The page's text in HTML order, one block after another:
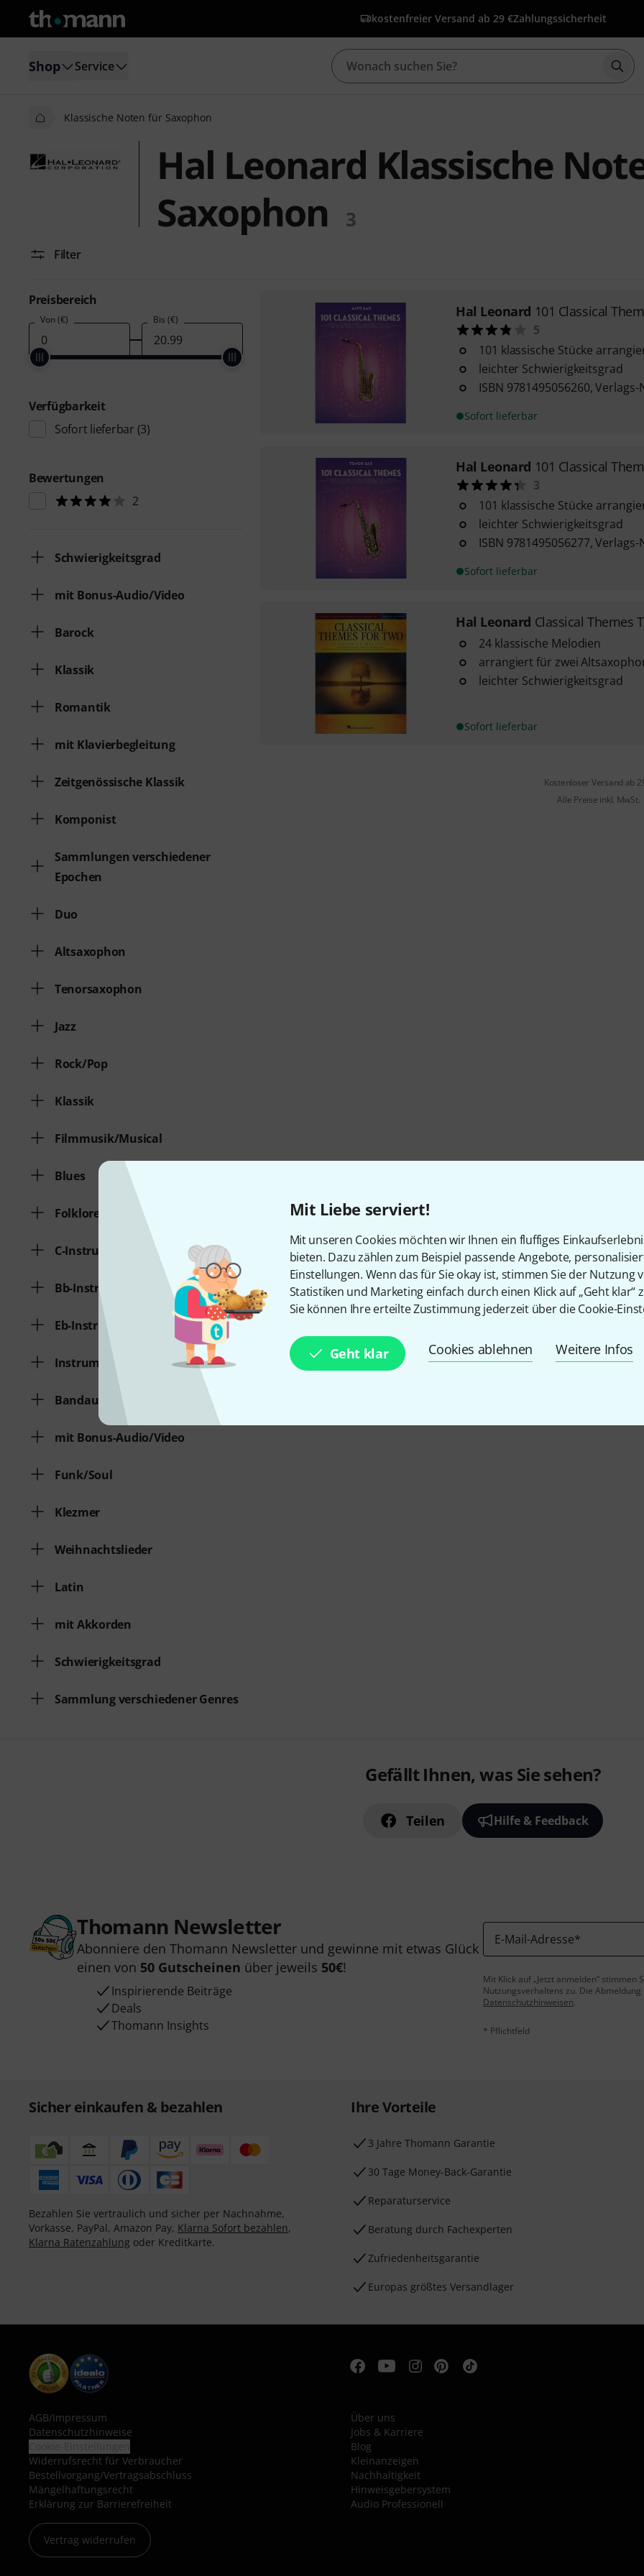
Mit Liebe serviert!
Mit unseren Cookies möchten wir Ihnen ein fluffiges
bieten. Dazu zählen zum Beispiel passende Angebote,
Einstellungen. Wenn das für Sie okay ist, stimmen Sie der Nutzung
Statistiken und Marketing einfach durch einen Klick auf „Geht klar“
Sie können Ihre erteilte Zustimmung jederzeit über die Cookie-
Geht klar Cookies ablehnen Weitere Infos
kostenfreier Versand ab 29 €Zahlungssicherheit
Shop Service
Klassische Noten für Saxophon
Hal Leonard Klassische
Saxophon
3
Filter
Preisbereich
Von (€) Bis (€)
Verfügbarkeit
Sofort lieferbar (3)
Bewertungen
2
Schwierigkeitsgrad
mit Bonus-Audio/Video
Barock
Klassik
Romantik
mit Klavierbegleitung
Zeitgenössische Klassik
Komponist
Sammlungen verschiedener
Epochen
Duo
Altsaxophon
Tenorsaxophon
Jazz
Rock/Pop
Klassik
Filmmusik/Musical
Blues
Folklore/Traditionals
C-Instrument
Bb-Instrument
Eb-Instrument
Instrument im Bassschlüssel
Bandausgaben
mit Bonus-Audio/Video
Funk/Soul
Klezmer
Weihnachtslieder
Latin
mit Akkorden
Schwierigkeitsgrad
Sammlung verschiedener Genres
Hal Leonard 101 Classical
5
101 klassische Stücke
leichter Schwierigkeitsgrad
ISBN 9781495056260,
Sofort lieferbar
Hal Leonard 101 Classical
3
101 klassische Stücke
leichter Schwierigkeitsgrad
ISBN 9781495056277,
Sofort lieferbar
Hal Leonard Classical Themes
24 klassische Melodien
arrangiert für zwei
leichter Schwierigkeitsgrad
Sofort lieferbar
Kostenloser Versand ab
Alle Preise inkl. MwSt.
Gefällt Ihnen, was Sie sehen?
Teilen Hilfe & Feedback
Thomann Newsletter
Abonniere den Thomann Newsletter und gewinne mit etwas Glück
einen von 50 Gutscheinen über jeweils 50€!
Inspirierende Beiträge
Deals
Thomann Insights
E-Mail-Adresse*
Mit Klick auf „Jetzt anmelden“
Nutzungsverhaltens zu. Die
Datenschutzhinweisen.
* Pflichtfeld
Sicher einkaufen & bezahlen
Bezahlen Sie vertraulich und sicher per Nachnahme,
Vorkasse, PayPal, Amazon Pay, Klarna Sofort bezahlen,
Klarna Ratenzahlung oder Kreditkarte.
Ihre Vorteile
3 Jahre Thomann Garantie
30 Tage Money-Back-Garantie
Reparaturservice
Beratung durch Fachexperten
Zufriedenheitsgarantie
Europas größtes Versandlager
AGB/Impressum
Datenschutzhinweise
Widerrufsrecht für Verbraucher
Bestellvorgang/Vertragsabschluss
Mängelhaftungsrecht
Erklärung zur Barrierefreiheit
Vertrag widerrufen
Über uns
Jobs & Karriere
Blog
Kleinanzeigen
Nachhaltigkeit
Hinweisgebersystem
Audio Professionell